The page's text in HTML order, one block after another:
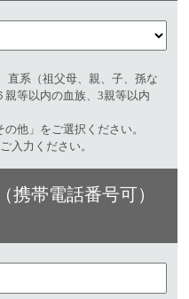
直系（祖父母、親、子、孫な
親等以内の血族、3親等以内
他」をご選択ください。
入力ください。
携帯電話番号可）